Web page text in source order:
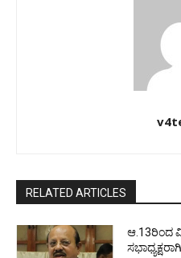
RELATED ARTICLES
ಆ.13ರಿಂದ